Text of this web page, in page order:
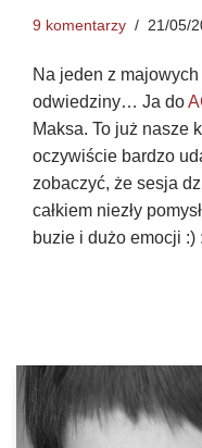
9 komentarzy 21/05/
Na jeden z
odwiedziny… Ja do
Maksa. To już nasze
oczywiście bardzo
zobaczyć, że sesja
całkiem niezły
buzie i dużo emocji :)